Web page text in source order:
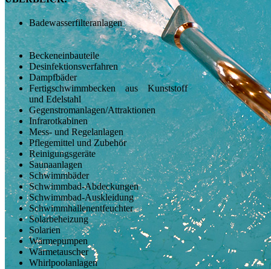
Badewasserfilteranlagen
Beckeneinbauteile
Desinfektionsverfahren
Dampfbäder
Fertigschwimmbecken aus Kunststoff
und Edelstahl
Gegenstromanlagen/Attraktionen
Infrarotkabinen
Mess- und Regelanlagen
Pflegemittel und Zubehör
Reinigungsgeräte
Saunaanlagen
Schwimmbäder
Schwimmbad-Abdeckungen
Schwimmbad-Auskleidung
Schwimmhallenentfeuchter
Solarbeheizung
Solarien
Wärmepumpen
Wärmetauscher
Whirlpoolanlagen